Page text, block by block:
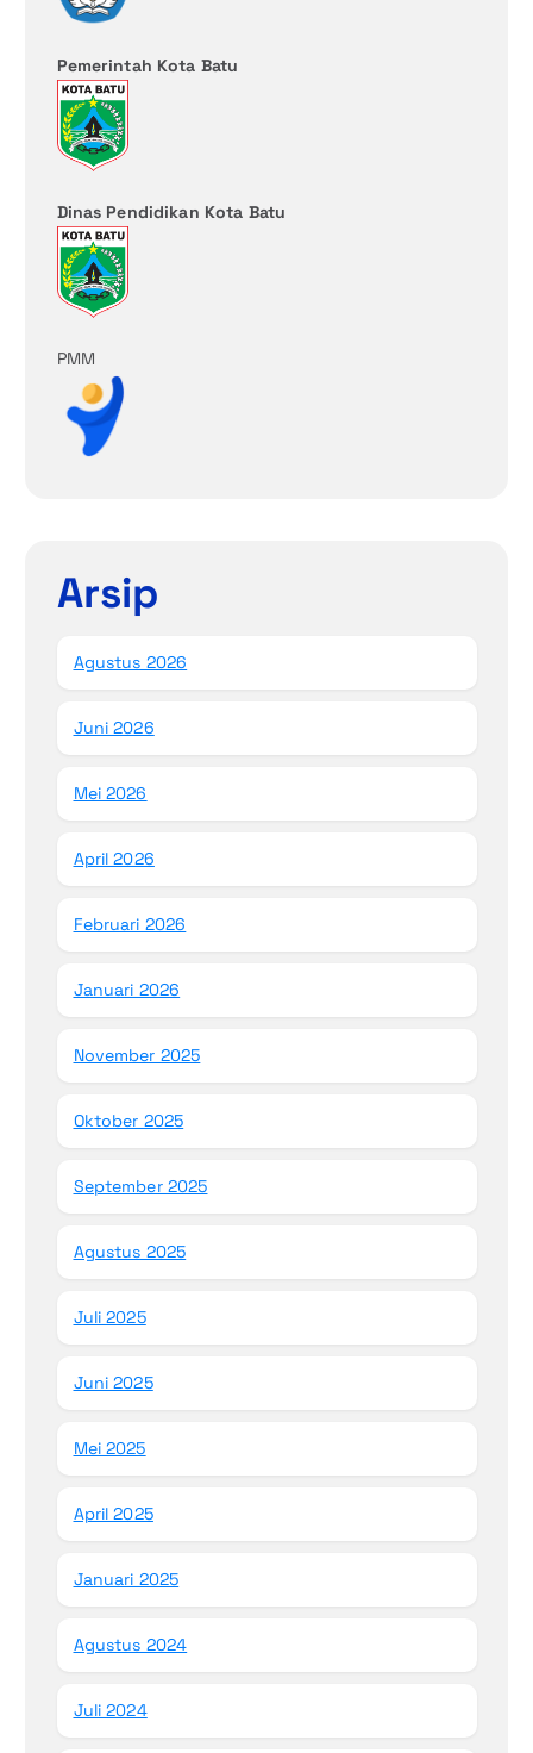
Pemerintah Kota Batu
Dinas Pendidikan Kota Batu
PMM
Arsip
Agustus 2026
Juni 2026
Mei 2026
April 2026
Februari 2026
Januari 2026
November 2025
Oktober 2025
September 2025
Agustus 2025
Juli 2025
Juni 2025
Mei 2025
April 2025
Januari 2025
Agustus 2024
Juli 2024